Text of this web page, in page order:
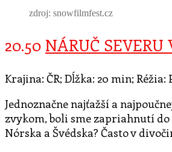
zdroj: snowfilmfest.cz
20.50 NÁRUČ SEVERU
Krajina: ČR; Dĺžka: 20 min; Réžia:
Jednoznačne najťažší a
zvykom, boli sme zapriahnutí
Nórska a Švédska? Často v